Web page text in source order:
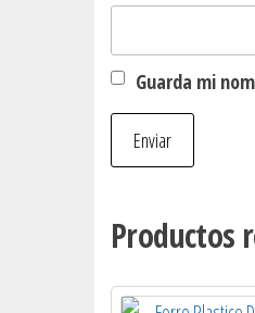
Guarda mi
Productos